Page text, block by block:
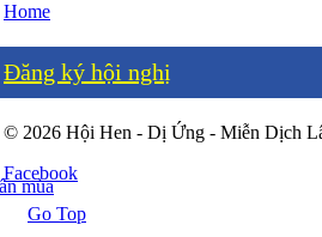
mùa
Home
Đăng ký hội nghị
© 2026 Hội Hen - Dị Ứng - Miễn Dịch
Facebook
Go Top